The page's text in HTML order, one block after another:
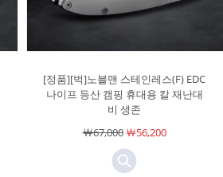
[정품][벅]노블맨 스테인레스(F) EDC
나이프 등산 캠핑 휴대용 칼 재난대
비 생존
￦67,000￦56,200